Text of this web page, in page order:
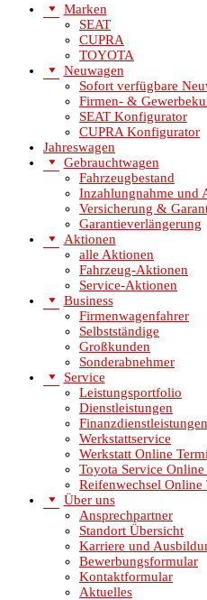
Marken
SEAT
CUPRA
TOYOTA
Neuwagen
Sofort verfügbare
Firmen- &
SEAT Konfigurator
CUPRA Konfigurator
Jahreswagen
Gebrauchtwagen
Fahrzeugbestand
Inzahlungnahme und
Versicherung &
Garantieverlängerung
Aktionen
alle Aktionen
Fahrzeug-Aktionen
Service-Aktionen
Business
Firmenwagenfahrer
Selbstständige
Großkunden
Sonderabnehmer
Service
Leistungsportfolio
Dienstleistungen
Finanzdienstleistungen
Werkstattservice
Werkstatt Online
Toyota Service
Reifenwechsel Online
Über uns
Ansprechpartner
Standort Übersicht
Karriere und
Bewerbungsformular
Kontaktformular
Aktuelles